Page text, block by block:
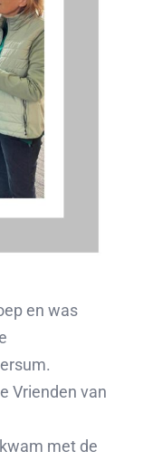
en was
Vrienden van
met de